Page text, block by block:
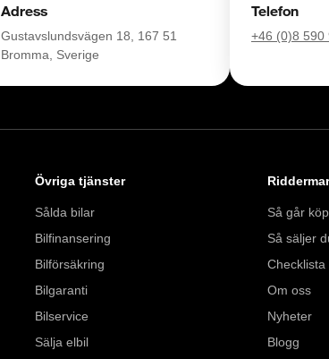
bil: 08-572
försäkring från
Se hur vi
Adress
Gustavslundsvägen 18, 167 51
Bromma, Sverige
Telefon
+46 (0)8 590
Övriga tjänster
Sålda bilar
Bilfinansering
Bilförsäkring
Bilgaranti
Bilservice
Sälja elbil
Så går
Så säljer
Checklista
Om oss
Nyheter
Blogg